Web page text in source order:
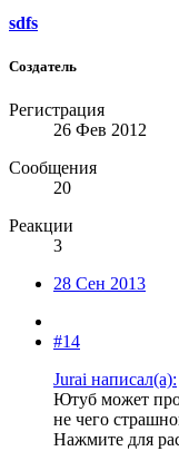
sdfs
Создатель
Регистрация
26 Фев 2012
Сообщения
20
Реакции
3
28 Сен 2013
#14
Jurai написал(а):
Ютуб может
не чего
Нажмите для